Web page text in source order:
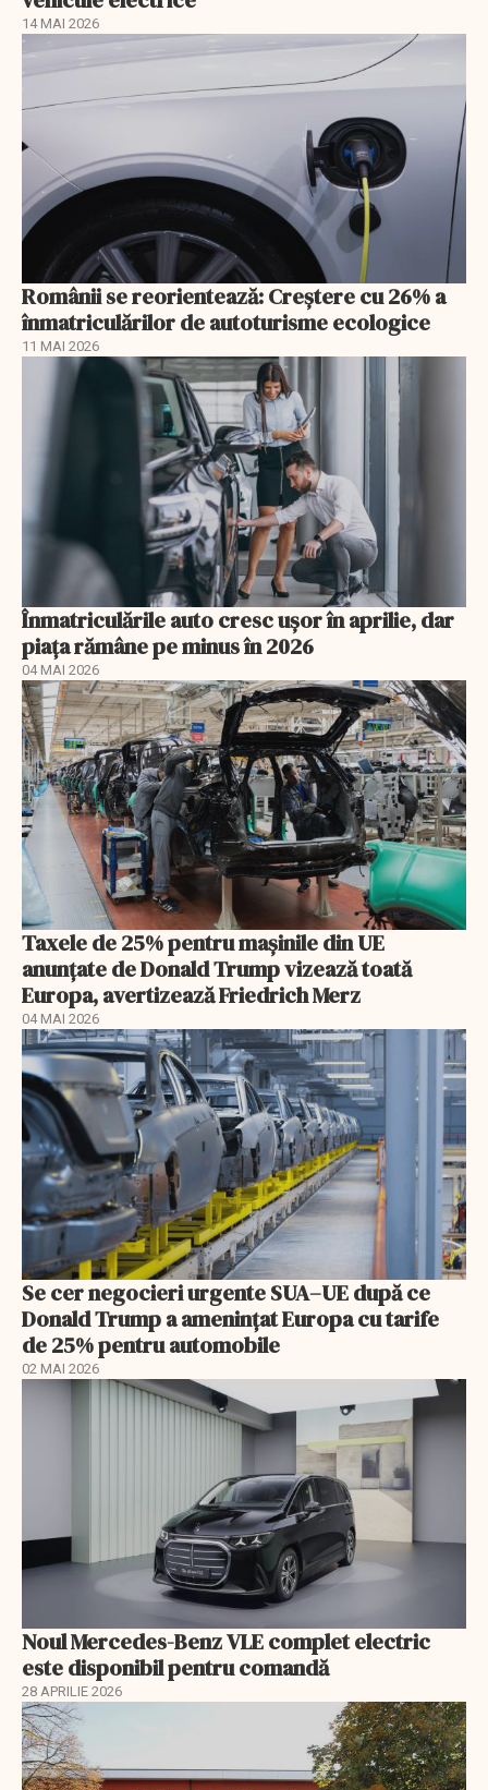
14 MAI 2026
Românii se reorientează: Creştere cu 26% a
înmatriculărilor de autoturisme ecologice
11 MAI 2026
Înmatriculările auto cresc ușor în aprilie, dar
piața rămâne pe minus în 2026
04 MAI 2026
Taxele de 25% pentru mașinile din UE
anunţate de Donald Trump vizează toată
Europa, avertizează Friedrich Merz
04 MAI 2026
Se cer negocieri urgente SUA–UE după ce
Donald Trump a ameninţat Europa cu tarife
de 25% pentru automobile
02 MAI 2026
Noul Mercedes-Benz VLE complet electric
este disponibil pentru comandă
28 APRILIE 2026